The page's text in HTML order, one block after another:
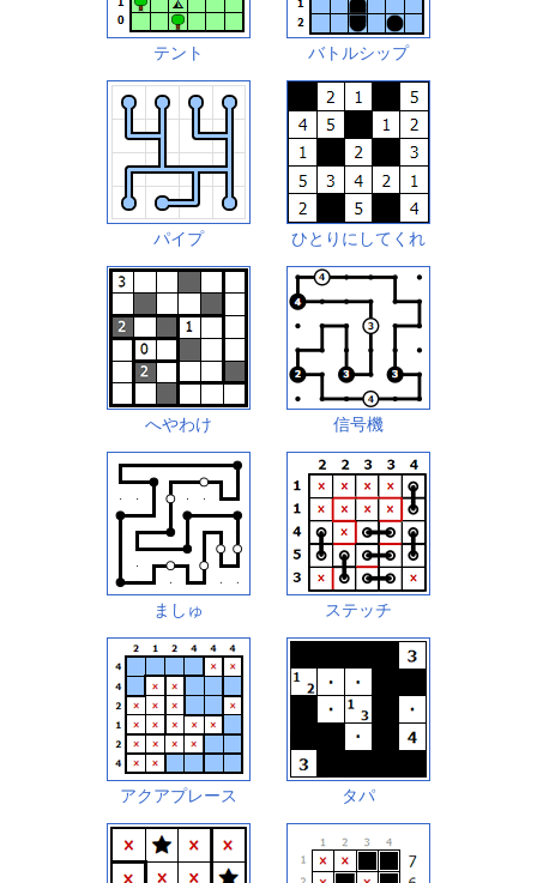
テント バトルシップ
パイプ ひとりにしてくれ
へやわけ 信号機
ましゅ ステッチ
アクアプレース タパ